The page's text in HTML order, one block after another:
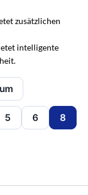
zusätzlichen
intelligente
5 6 8